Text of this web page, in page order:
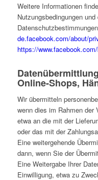
Weitere Informationen
Nutzungsbedingungen
de.facebook.com/about/
https://
Online-Shops,
Wir übermitteln
wenn dies im Rahmen der
etwa an die mit der
oder das mit der
Eine weitergehende
dann, wenn Sie der
Eine Weitergabe Ihrer
Einwilligung, etwa zu